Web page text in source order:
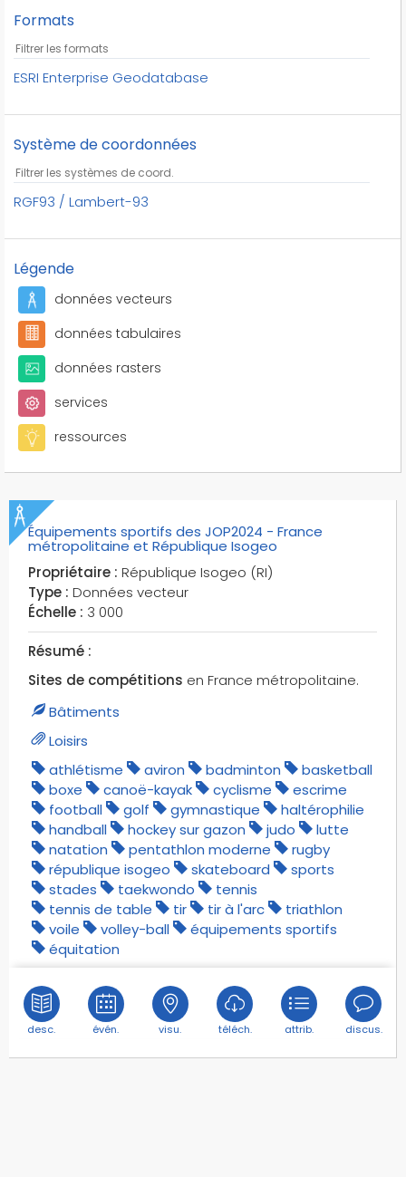
tir
tir à l'arc
triathlon
volley-ball
équipements sportifs
équitation
Formats
ESRI Enterprise Geodatabase
Système de coordonnées
RGF93 / Lambert-93
Légende
données vecteurs
données tabulaires
données rasters
services
ressources
Équipements sportifs des JOP2024 - France
métropolitaine et République Isogeo
Propriétaire : République Isogeo (RI)
Type : Données vecteur
Échelle : 3 000
Résumé :
Sites de compétitions en France métropolitaine.
Bâtiments
Loisirs
athlétisme
aviron badminton
basketball
boxe
canoë-kayak cyclisme
escrime
football
golf gymnastique
haltérophilie
handball
hockey sur gazon judo
lutte
natation
pentathlon moderne
rugby
république isogeo
skateboard
sports
stades
taekwondo
tennis
tennis de table
tir tir à l'arc
triathlon
voile
volley-ball
équipements sportifs
équitation
desc. évén. visu. téléch. attrib. discus.